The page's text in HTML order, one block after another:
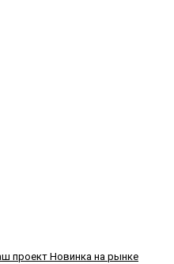
проектНовинка на рынке